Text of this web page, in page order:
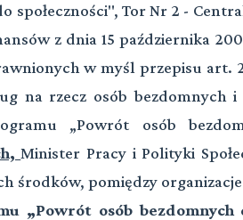
społeczności", Tor Nr 2 -
z dnia 15 października
w myśl przepisu art.
na rzecz osób bezdomnych
„Powrót osób
Minister Pracy i Polityki
środków, pomiędzy
„Powrót osób